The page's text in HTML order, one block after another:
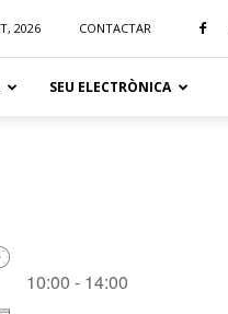
2026 CONTACTAR
SEU ELECTRÒNICA
10:00 - 14:00